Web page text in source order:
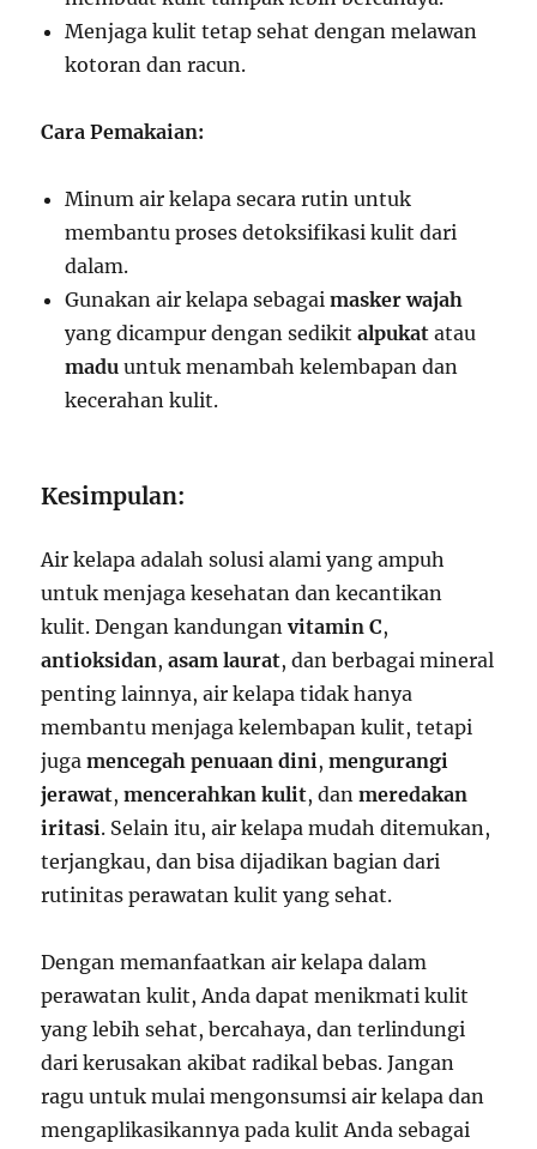
Menjaga kulit tetap sehat dengan melawan
kotoran dan racun.
Cara Pemakaian:
Minum air kelapa secara rutin untuk
membantu proses detoksifikasi kulit dari
dalam.
Gunakan air kelapa sebagaimasker wajah
yang dicampur dengan sedikitalpukat atau
madu untuk menambah kelembapan dan
kecerahan kulit.
Kesimpulan:
Air kelapa adalah solusi alami yang ampuh
untuk menjaga kesehatan dan kecantikan
kulit. Dengan kandunganvitamin C,
antioksidan,asam laurat, dan berbagai mineral
penting lainnya, air kelapa tidak hanya
membantu menjaga kelembapan kulit, tetapi
jugamencegah penuaan dini ,mengurangi
jerawat,mencerahkan kulit, danmeredakan
iritasi. Selain itu, air kelapa mudah ditemukan,
terjangkau, dan bisa dijadikan bagian dari
rutinitas perawatan kulit yang sehat.
Dengan memanfaatkan air kelapa dalam
perawatan kulit, Anda dapat menikmati kulit
yang lebih sehat, bercahaya, dan terlindungi
dari kerusakan akibat radikal bebas. Jangan
ragu untuk mulai mengonsumsi air kelapa dan
mengaplikasikannya pada kulit Anda sebagai